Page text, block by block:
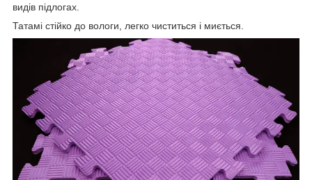
видів підлогах.
Татамі стійко до вологи, легко чиститься і миється.